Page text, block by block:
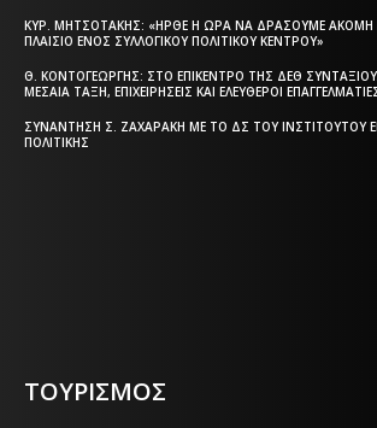
ΚΥΡ. ΜΗΤΣΟΤΆΚΗΣ: «ΉΡΘΕ Η ΏΡΑ ΝΑ ΔΡΆΣΟΥΜΕ ΑΚΌΜΗ
ΠΛΑΊΣΙΟ ΕΝΌΣ ΣΥΛΛΟΓΙΚΟΎ ΠΟΛΙΤΙΚΟΎ ΚΈΝΤΡΟΥ»
Θ. ΚΟΝΤΟΓΕΏΡΓΗΣ: ΣΤΟ ΕΠΊΚΕΝΤΡΟ ΤΗΣ ΔΕΘ
ΜΕΣΑΊΑ ΤΆΞΗ, ΕΠΙΧΕΙΡΉΣΕΙΣ ΚΑΙ ΕΛΕΎΘΕΡΟΙ
ΣΥΝΆΝΤΗΣΗ Σ. ΖΑΧΑΡΆΚΗ ΜΕ ΤΟ ΔΣ ΤΟΥ ΙΝΣΤΙΤΟΎΤΟΥ
ΠΟΛΙΤΙΚΉΣ
ΤΟΥΡΙΣΜΟΣ